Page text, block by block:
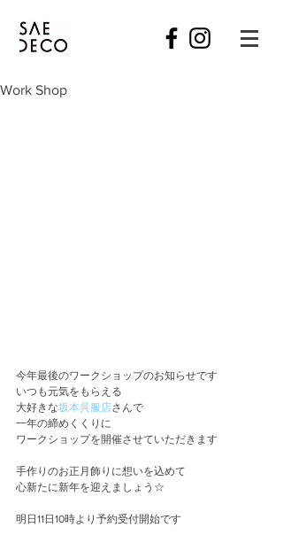
Work Shop
今年最後のワークショップのお知らせです
いつも元気をもらえる
大好きな坂本呉服店さんで
一年の締めくくりに
ワークショップを開催させていただきます
手作りのお正月飾りに想いを込めて
心新たに新年を迎えましょう☆
明日11日10時より予約受付開始です